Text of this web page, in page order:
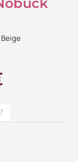
El
actual